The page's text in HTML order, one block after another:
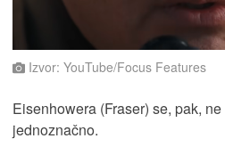
Izvor: YouTube/Focus Features
Eisenhowera (Fraser) se, pak,
jednoznačno.